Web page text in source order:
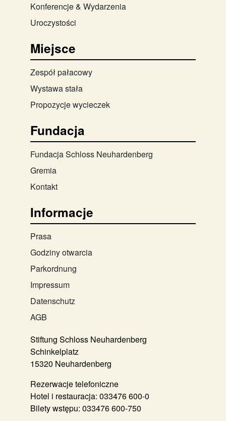
Konferencje & Wydarzenia
Uroczystości
Miejsce
Zespół pałacowy
Wystawa stała
Propozycje wycieczek
Fundacja
Fundacja Schloss Neuhardenberg
Gremia
Kontakt
Informacje
Prasa
Godziny otwarcia
Parkordnung
Impressum
Datenschutz
AGB
Stiftung Schloss Neuhardenberg
Schinkelplatz
15320 Neuhardenberg
Rezerwacje telefoniczne
Hotel i restauracja: 033476 600-0
Bilety wstępu: 033476 600-750